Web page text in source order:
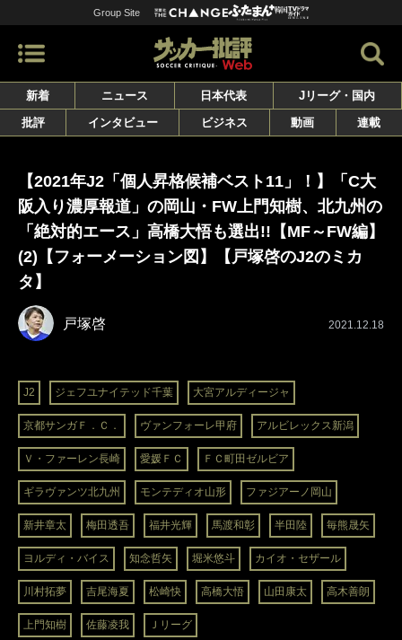
Group Site
新着 ニュース 日本代表
Jリーグ・国内
批評
インタビュー ビジネス 動画 連載
【2021年J2「個人昇格候補ベスト11」！】「C大
阪入り濃厚報道」の岡山・FW上門知樹、北九州の
「絶対的エース」高橋大悟も選出!!【MF～FW編】
(2)【フォーメーション図】【戸塚啓のJ2のミカ
タ】
戸塚啓 2021.12.18
J2 ジェフユナイテッド千葉 大宮アルディージャ
京都サンガＦ．Ｃ． ヴァンフォーレ甲府 アルビレックス新潟
Ｖ・ファーレン長崎 愛媛ＦＣ ＦＣ町田ゼルビア
ギラヴァンツ北九州 モンテディオ山形 ファジアーノ岡山
新井章太 梅田透吾 福井光輝 馬渡和彰 半田陸 毎熊晟矢
ヨルディ・バイス 知念哲矢 堀米悠斗 カイオ・セザール
川村拓夢 吉尾海夏 松崎快 高橋大悟 山田康太 高木善朗
上門知樹 佐藤凌我 Ｊリーグ